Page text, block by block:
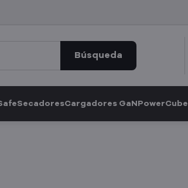
Búsqueda
SecadoresCargadores GaN PowerCube